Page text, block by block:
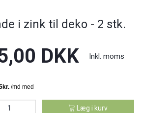
i zink til deko - 2 stk.
DKK Inkl. moms
Læg i kurv